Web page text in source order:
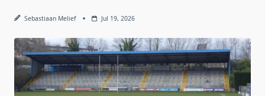
Sebastiaan Melief Jul 19, 2026